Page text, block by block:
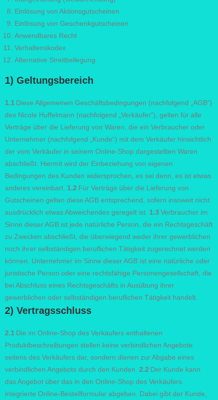
Einlösung von Aktionsgutscheinen
Einlösung von Geschenkgutscheinen
Anwendbares Recht
Verhaltenskodex
Alternative Streitbeilegung
1) Geltungsbereich
1.1 Diese Allgemeinen Geschäftsbedingungen (nachfolgend „AGB“)
des Nicole Huffelmann (nachfolgend „Verkäufer“), gelten für alle
Verträge über die Lieferung von Waren, die ein Verbraucher oder
Unternehmer (nachfolgend „Kunde“) mit dem Verkäufer hinsichtlich
der vom Verkäufer in seinem Online-Shop dargestellten Waren
abschließt. Hiermit wird der Einbeziehung von eigenen
Bedingungen des Kunden widersprochen, es sei denn, es ist etwas
anderes vereinbart. 1.2 Für Verträge über die Lieferung von
Gutscheinen gelten diese AGB entsprechend, sofern insoweit nicht
ausdrücklich etwas Abweichendes geregelt ist. 1.3 Verbraucher im
Sinne dieser AGB ist jede natürliche Person, die ein Rechtsgeschäft
zu Zwecken abschließt, die überwiegend weder ihrer gewerblichen
noch ihrer selbständigen beruflichen Tätigkeit zugerechnet werden
können. Unternehmer im Sinne dieser AGB ist eine natürliche oder
juristische Person oder eine rechtsfähige Personengesellschaft, die
bei Abschluss eines Rechtsgeschäfts in Ausübung ihrer
gewerblichen oder selbständigen beruflichen Tätigkeit handelt.
2) Vertragsschluss
2.1 Die im Online-Shop des Verkäufers enthaltenen
Produktbeschreibungen stellen keine verbindlichen Angebote
seitens des Verkäufers dar, sondern dienen zur Abgabe eines
verbindlichen Angebots durch den Kunden. 2.2 Der Kunde kann
das Angebot über das in den Online-Shop des Verkäufers
integrierte Online-Bestellformular abgeben. Dabei gibt der Kunde,